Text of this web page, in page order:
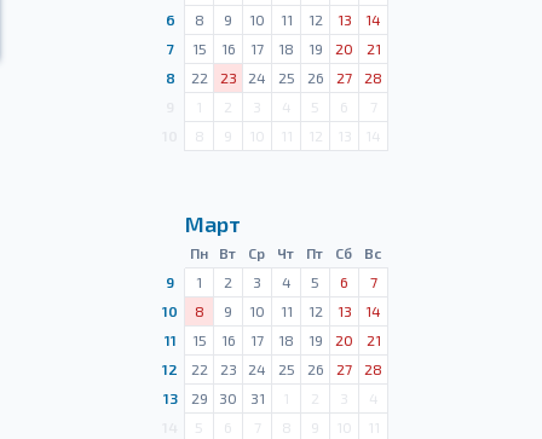
6
8 9 10 11 12 13
14
7
15 16 17 18 19 20
21
8
22 23 24 25 26 27
28
1 2 3 4 5 6
7
8 9 10 11 12 13 14
Март
Пн Вт Ср Чт Пт Сб
Вс
9
1 2 3 4 5 6
7
10
8 9 10 11 12 13
14
11
15 16 17 18 19 20
21
12
22 23 24 25 26 27
28
13
29 30 31 1 2 3
4
5 6 7 8 9 10 11